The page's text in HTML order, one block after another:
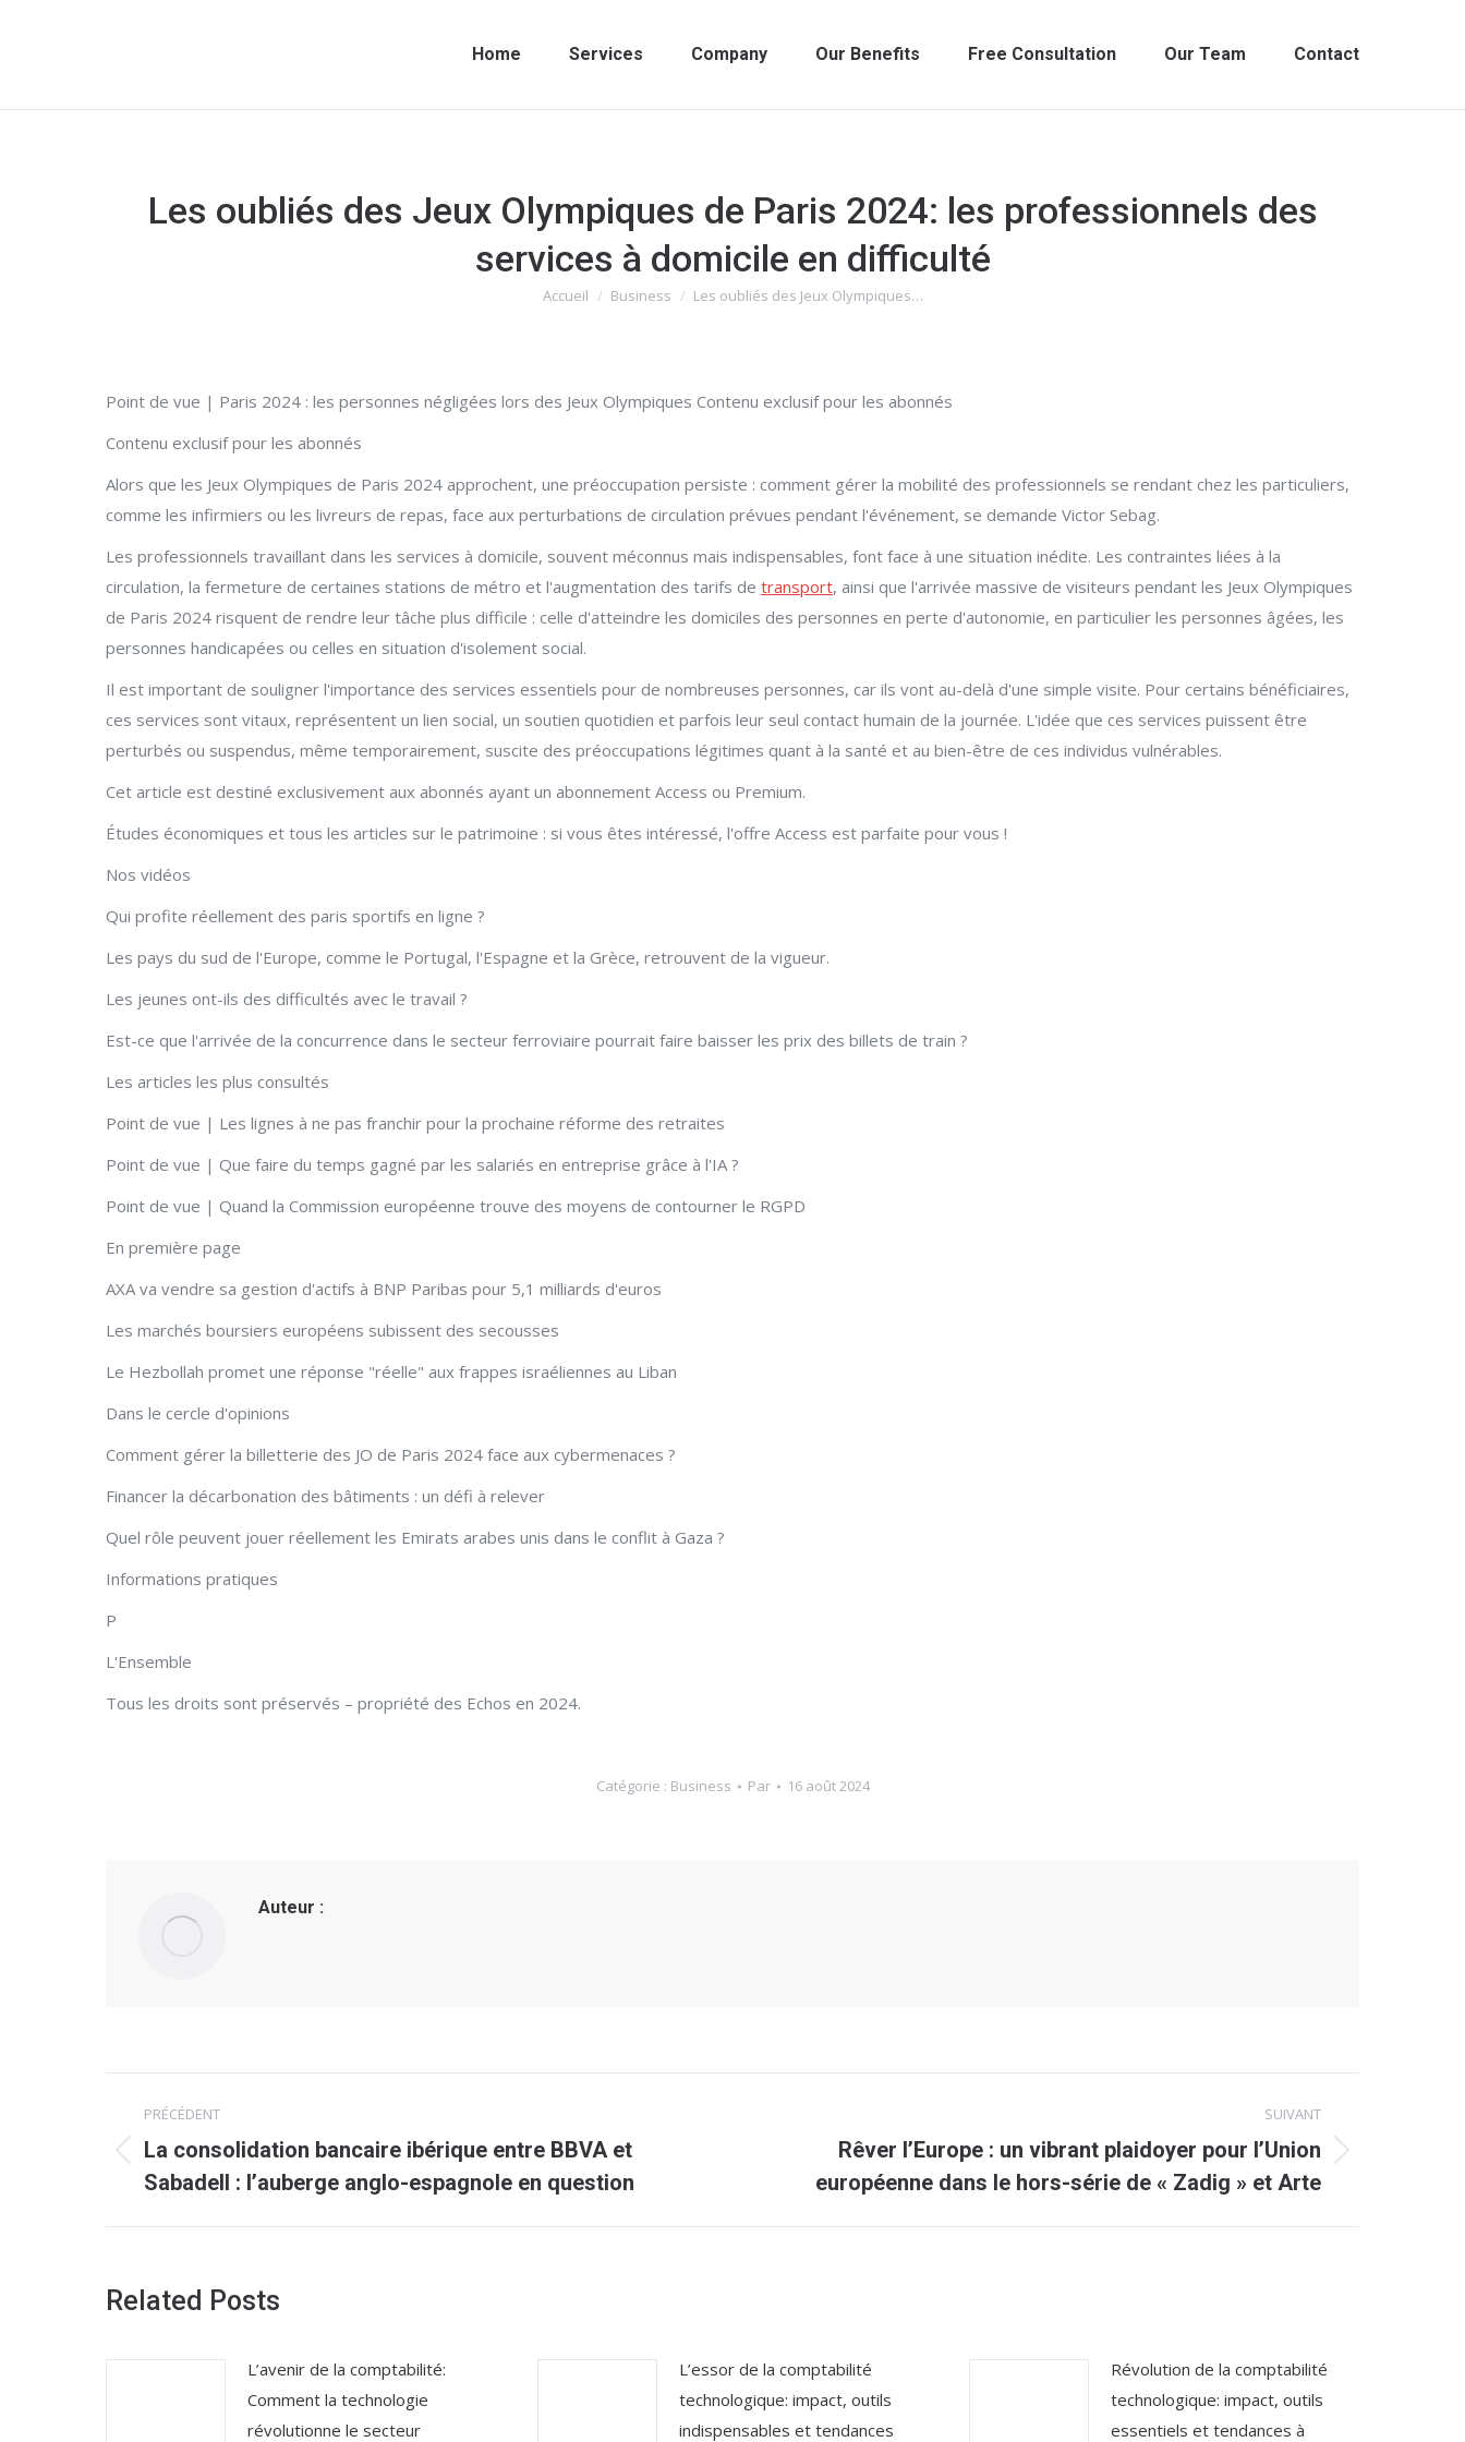
Home Services Company Our Benefits Free Consultation Our Team Contact
Les oubliés des Jeux Olympiques de Paris 2024: les professionnels des
services à domicile en difficulté
Vous êtes ici :
Accueil Business Les oubliés des Jeux Olympiques…
Point de vue | Paris 2024 : les personnes négligées lors des Jeux Olympiques Contenu exclusif pour les abonnés
Contenu exclusif pour les abonnés
Alors que les Jeux Olympiques de Paris 2024 approchent, une préoccupation persiste : comment gérer la mobilité des professionnels se rendant chez les particuliers,
comme les infirmiers ou les livreurs de repas, face aux perturbations de circulation prévues pendant l'événement, se demande Victor Sebag.
Les professionnels travaillant dans les services à domicile, souvent méconnus mais indispensables, font face à une situation inédite. Les contraintes liées à la
circulation, la fermeture de certaines stations de métro et l'augmentation des tarifs de transport, ainsi que l'arrivée massive de visiteurs pendant les Jeux Olympiques
de Paris 2024 risquent de rendre leur tâche plus difficile : celle d'atteindre les domiciles des personnes en perte d'autonomie, en particulier les personnes âgées, les
personnes handicapées ou celles en situation d'isolement social.
Il est important de souligner l'importance des services essentiels pour de nombreuses personnes, car ils vont au-delà d'une simple visite. Pour certains bénéficiaires,
ces services sont vitaux, représentent un lien social, un soutien quotidien et parfois leur seul contact humain de la journée. L'idée que ces services puissent être
perturbés ou suspendus, même temporairement, suscite des préoccupations légitimes quant à la santé et au bien-être de ces individus vulnérables.
Cet article est destiné exclusivement aux abonnés ayant un abonnement Access ou Premium.
Études économiques et tous les articles sur le patrimoine : si vous êtes intéressé, l'offre Access est parfaite pour vous !
Nos vidéos
Qui profite réellement des paris sportifs en ligne ?
Les pays du sud de l'Europe, comme le Portugal, l'Espagne et la Grèce, retrouvent de la vigueur.
Les jeunes ont-ils des difficultés avec le travail ?
Est-ce que l'arrivée de la concurrence dans le secteur ferroviaire pourrait faire baisser les prix des billets de train ?
Les articles les plus consultés
Point de vue | Les lignes à ne pas franchir pour la prochaine réforme des retraites
Point de vue | Que faire du temps gagné par les salariés en entreprise grâce à l'IA ?
Point de vue | Quand la Commission européenne trouve des moyens de contourner le RGPD
En première page
AXA va vendre sa gestion d'actifs à BNP Paribas pour 5,1 milliards d'euros
Les marchés boursiers européens subissent des secousses
Le Hezbollah promet une réponse "réelle" aux frappes israéliennes au Liban
Dans le cercle d'opinions
Comment gérer la billetterie des JO de Paris 2024 face aux cybermenaces ?
Financer la décarbonation des bâtiments : un défi à relever
Quel rôle peuvent jouer réellement les Emirats arabes unis dans le conflit à Gaza ?
Informations pratiques
P
L'Ensemble
Tous les droits sont préservés – propriété des Echos en 2024.
Catégorie : Business Par 16 août 2024
Auteur :
Navigation
article
PRÉCÉDENT
Article
précédent
:
La consolidation bancaire ibérique entre BBVA et
Sabadell : l’auberge anglo-espagnole en question
SUIVANT
suivant
:
Rêver l’Europe : un vibrant plaidoyer pour l’Union
européenne dans le hors-série de « Zadig » et Arte
Related Posts
L’avenir de la comptabilité:
Comment la technologie
révolutionne le secteur
L’essor de la comptabilité
technologique: impact, outils
indispensables et tendances
Révolution de la comptabilité
technologique: impact, outils
essentiels et tendances à